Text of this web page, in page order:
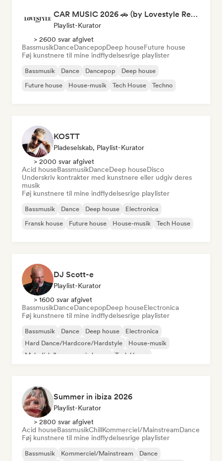
CAR MUSIC 2026 🚗 (by Lovestyle Records)
Playlist-Kurator
> 2600 svar afgivet
BassmusikDanceDancepopDeep houseFuture house
Føj kunstnere til mine indflydelsesrige playlister
Bassmusik Dance Dancepop
Deep house
Future house
House-musik Tech House Techno
KOSTT
Pladeselskab, Playlist-Kurator
> 2000 svar afgivet
Acid houseBassmusikDanceDeep houseDisco
Underskriv kontrakter med kunstnere eller udgiv deres
musik
Føj kunstnere til mine indflydelsesrige playlister
Bassmusik Dance Deep house
Electronica
Fransk house
Future house House-musik Tech House
DJ Scott-e
Playlist-Kurator
> 1600 svar afgivet
BassmusikDanceDancepopDeep houseElectronica
Føj kunstnere til mine indflydelsesrige playlister
Bassmusik Dance Deep house
Electronica
Hard Dance/Hardcore/Hardstyle
House-musik
Melodisk & progressiv house
Tech House
Summer in ibiza 2026
Playlist-Kurator
> 2800 svar afgivet
Acid houseBassmusikChillKommerciel/MainstreamDance
Føj kunstnere til mine indflydelsesrige playlister
Bassmusik Kommerciel/Mainstream
Dance